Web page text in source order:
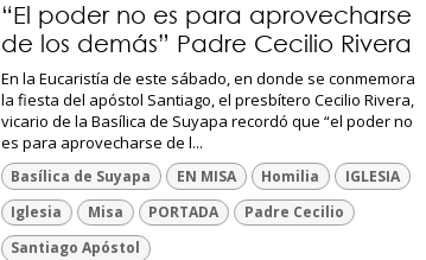
“El poder no es para aprovecharse
de los demás” Padre Cecilio Rivera
En la Eucaristía de este sábado, en donde se conmemora
la fiesta del apóstol Santiago, el presbítero Cecilio Rivera,
vicario de la Basílica de Suyapa recordó que “el poder no
es para aprovecharse de l...
Basílica de Suyapa EN MISA Homilia
IGLESIA
Iglesia
Misa PORTADA
Padre Cecilio
Santiago Apóstol